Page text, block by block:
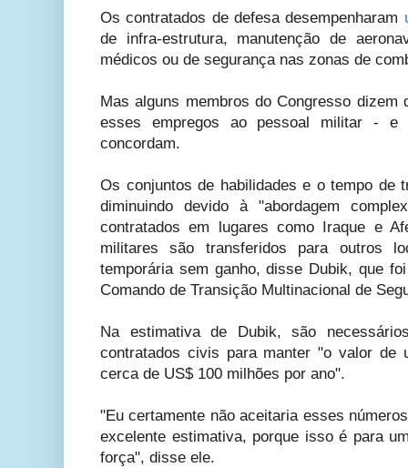
Os contratados de defesa desempenharam
de infra-estrutura, manutenção de
médicos ou de segurança nas zonas de
Mas alguns membros do Congresso dizem
esses empregos ao pessoal militar - e
concordam.
Os conjuntos de habilidades e o tempo de
diminuindo devido à "abordagem
contratados em lugares como Iraque e
militares são transferidos para outros
temporária sem ganho, disse Dubik, que
Comando de Transição Multinacional de
Na estimativa de Dubik, são
contratados civis para manter "o valor de
cerca de US$ 100 milhões por ano".
"Eu certamente não aceitaria esses
excelente estimativa, porque isso é para
força", disse ele.